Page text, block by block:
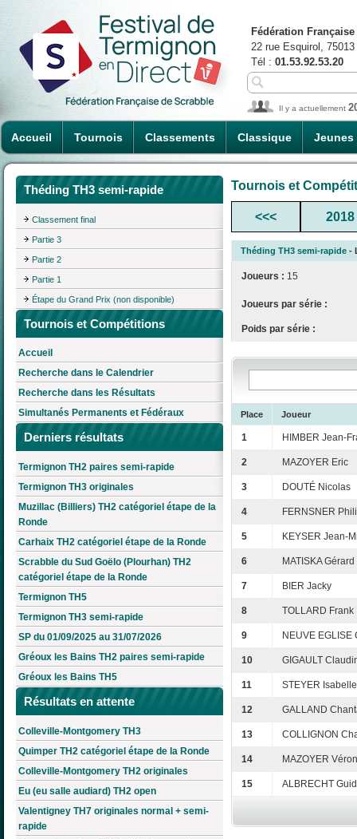
Accueil Tournois Classements Classique Jeunes
Fédération
22 rue Esquirol,
Tél : 01.53.92.53.20
Il y a actuellement
Théding TH3 semi-rapide
Classement final
Partie 3
Partie 2
Partie 1
Étape du Grand Prix (non disponible)
Tournois et Compétitions
Accueil
Recherche dans le Calendrier
Recherche dans les Résultats
Simultanés Permanents et Fédéraux
Derniers résultats
Termignon TH2 paires semi-rapide
Termignon TH3 originales
Muzillac (Billiers) TH2 catégoriel étape de la
Ronde
Carhaix TH2 catégoriel étape de la Ronde
Scrabble du Sud Goëlo (Plourhan) TH2
catégoriel étape de la Ronde
Termignon TH5
Termignon TH3 semi-rapide
SP du 01/09/2025 au 31/07/2026
Gréoux les Bains TH2 paires semi-rapide
Gréoux les Bains TH5
Résultats en attente
Colleville-Montgomery TH3
Quimper TH2 catégoriel étape de la Ronde
Colleville-Montgomery TH2 originales
Eu (eu salle audiard) TH2 open
Valentigney TH7 originales normal + semi-
rapide
Tournois et
<<< 2018
Théding TH3 semi-rapide -
Joueurs : 15
Joueurs par série :
Poids par série :
Place Joueur
1 HIMBER Jean-
2 MAZOYER Eric
3 DOUTÉ Nicolas
4 FERNSNER
5 KEYSER Jean-
6 MATISKA Gérard
7 BIER Jacky
8 TOLLARD Frank
9 NEUVE EGLISE
10 GIGAULT
11 STEYER Isabelle
12 GALLAND
13 COLLIGNON
14 MAZOYER
15 ALBRECHT